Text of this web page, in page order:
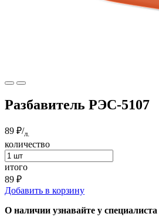
Разбавитель РЭС-5107
89 ₽/л.
количество
итого
89 ₽
Добавить в корзину
О наличии узнавайте у